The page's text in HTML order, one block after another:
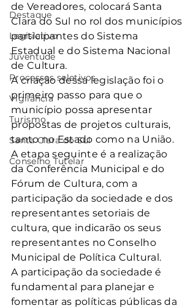
Destaque
Legislativo
Juventude
Processos seletivos
Vigilância
Turismo
Santa Clara do Sul
Conselho Tutelar
de Vereadores, colocará Santa
Clara do Sul no rol dos municípios
participantes do Sistema
Estadual e do Sistema Nacional
de Cultura.
A criação dessa legislação foi o
primeiro passo para que o
município possa apresentar
propostas de projetos culturais,
tanto no Estado como na União.
A etapa seguinte é a realização
da Conferência Municipal e do
Fórum de Cultura, com a
participação da sociedade e dos
representantes setoriais de
cultura, que indicarão os seus
representantes no Conselho
Municipal de Política Cultural.
A participação da sociedade é
fundamental para planejar e
fomentar as políticas públicas da